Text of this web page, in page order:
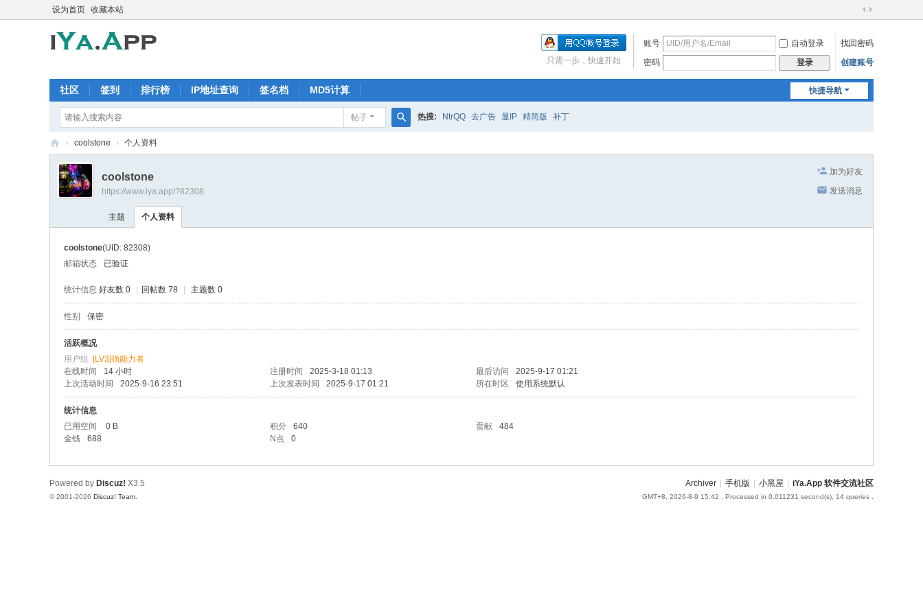
设为首页 收藏本站
切
到
宽
账号 自动登录
找回密码
密码
登录 创建账号
只需一步，快速开始
快捷导航
社区 签到 排行榜 IP地址查询 签名档 MD5计算
帖子
索
热搜: NtrQQ 去广告 显IP 精简版 补丁
iY
› coolstone › 个人资料
加为好友
发送消息
coolstone
https://www.iya.app/?82308
主题 个人资料
coolstone(UID: 82308)
邮箱状态
已验证
统计信息 好友数 0 回帖数 78 主题数 0
性别 保密
活跃概况
用户组 [LV3]強能力者
在线时间
14 小时 注册时间 2025-3-18 01:13 最后访问
2025-9-17 01:21
上次活动时间
2025-9-16 23:51 上次发表时间 2025-9-17 01:21 所在时区 使用系统默认
统计信息
已用空间
0 B 积分 640 贡献
484
金钱
688 N点 0
Archiver 手机版 小黑屋 iYa.App 软件交流社区
GMT+8, 2026-8-9 15:42 , Processed in 0.011231 second(s), 14 queries .
Powered by Discuz! X3.5
© 2001-2026 Discuz! Team